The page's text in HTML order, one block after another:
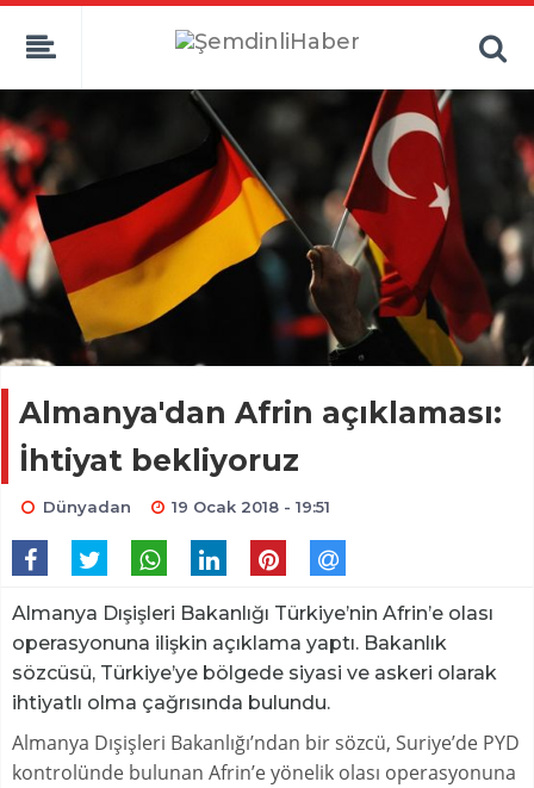
Almanya'dan Afrin açıklaması:
İhtiyat bekliyoruz
Dünyadan 19 Ocak 2018 - 19:51
Almanya Dışişleri Bakanlığı Türkiye’nin Afrin’e olası
operasyonuna ilişkin açıklama yaptı. Bakanlık
sözcüsü, Türkiye’ye bölgede siyasi ve askeri olarak
ihtiyatlı olma çağrısında bulundu.
Almanya Dışişleri Bakanlığı’ndan bir sözcü, Suriye’de PYD
kontrolünde bulunan Afrin’e yönelik olası operasyonuna